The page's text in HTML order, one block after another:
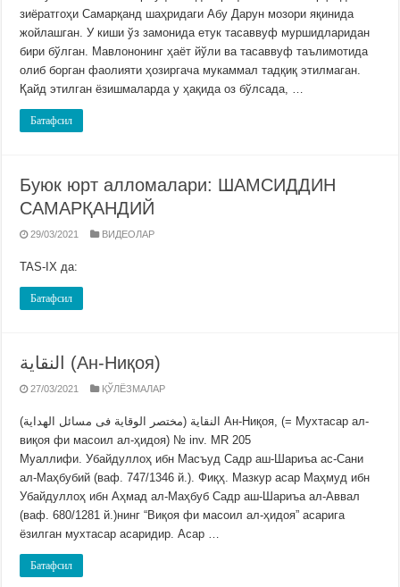
зиёратгоҳи Самарқанд шаҳридаги Абу Дарун мозори яқинида
жойлашган. У киши ўз замонида етук тасаввуф муршидларидан
бири бўлган. Мавлононинг ҳаёт йўли ва тасаввуф таълимотида
олиб борган фаолияти ҳозиргача мукаммал тадқиқ этилмаган.
Қайд этилган ёзишмаларда у ҳақида оз бўлсада, …
Батафсил
Буюк юрт алломалари: ШАМСИДДИН
САМАРҚАНДИЙ
29/03/2021 ВИДЕОЛАР
TAS-IX да:
Батафсил
النقاية (Ан-Ниқоя)
27/03/2021 ҚЎЛЁЗМАЛАР
النقاية (مختصر الوقاية فى مسائل الهداية) Ан-Ниқоя, (= Мухтасар ал-
виқоя фи масоил ал-ҳидоя) № inv. MR 205
Муаллифи. Убайдуллоҳ ибн Масъуд Садр аш-Шариъа ас-Сани
ал-Маҳбубий (ваф. 747/1346 й.). Фиқҳ. Мазкур асар Маҳмуд ибн
Убайдуллоҳ ибн Аҳмад ал-Маҳбуб Садр аш-Шариъа ал-Аввал
(ваф. 680/1281 й.)нинг “Виқоя фи масоил ал-ҳидоя” асарига
ёзилган мухтасар асаридир. Асар …
Батафсил